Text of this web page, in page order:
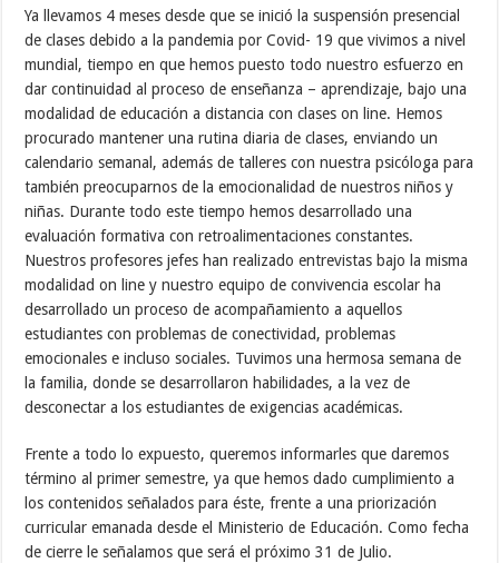
Ya llevamos 4 meses desde que se inició la suspensión presencial
de clases debido a la pandemia por Covid- 19 que vivimos a nivel
mundial, tiempo en que hemos puesto todo nuestro esfuerzo en
dar continuidad al proceso de enseñanza – aprendizaje, bajo una
modalidad de educación a distancia con clases on line. Hemos
procurado mantener una rutina diaria de clases, enviando un
calendario semanal, además de talleres con nuestra psicóloga para
también preocuparnos de la emocionalidad de nuestros niños y
niñas. Durante todo este tiempo hemos desarrollado una
evaluación formativa con retroalimentaciones constantes.
Nuestros profesores jefes han realizado entrevistas bajo la misma
modalidad on line y nuestro equipo de convivencia escolar ha
desarrollado un proceso de acompañamiento a aquellos
estudiantes con problemas de conectividad, problemas
emocionales e incluso sociales. Tuvimos una hermosa semana de
la familia, donde se desarrollaron habilidades, a la vez de
desconectar a los estudiantes de exigencias académicas.
Frente a todo lo expuesto, queremos informarles que daremos
término al primer semestre, ya que hemos dado cumplimiento a
los contenidos señalados para éste, frente a una priorización
curricular emanada desde el Ministerio de Educación. Como fecha
de cierre le señalamos que será el próximo 31 de Julio.